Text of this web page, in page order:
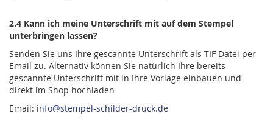
2.4 Kann ich meine Unterschrift mit auf dem Stempel
unterbringen lassen?
Senden Sie uns Ihre gescannte Unterschrift als TIF Datei per
Email zu. Alternativ können Sie natürlich Ihre bereits
gescannte Unterschrift mit in Ihre Vorlage einbauen und
direkt im Shop hochladen
Email: info@stempel-schilder-druck.de